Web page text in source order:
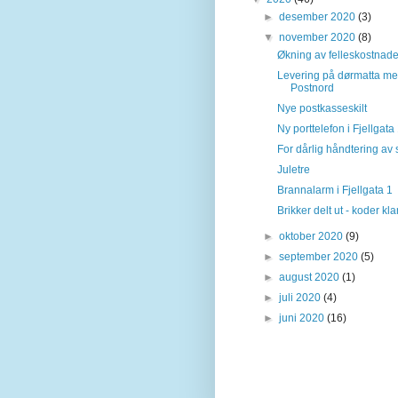
►desember 2020(3)
▼november 2020(8)
Økning av
Levering på dørmatta
Postnord
Nye postkasseskilt
Ny porttelefon i Fjellgata
For dårlig håndtering av
Juletre
Brannalarm i Fjellgata 1
Brikker delt ut - koder
►oktober 2020(9)
►september 2020(5)
►august 2020(1)
►juli 2020(4)
►juni 2020(16)